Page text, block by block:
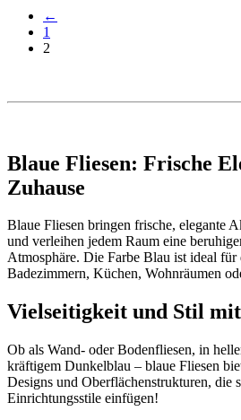
←
1
2
Blaue Fliesen: Frische
Zuhause
Blaue Fliesen bringen frische, elegante
und verleihen jedem Raum eine
Atmosphäre. Die Farbe Blau ist ideal für
Badezimmern, Küchen, Wohnräumen
Vielseitigkeit und Stil
Ob als Wand- oder Bodenfliesen, in
kräftigem Dunkelblau – blaue Fliesen
Designs und Oberflächenstrukturen, die
Einrichtungsstile einfügen!